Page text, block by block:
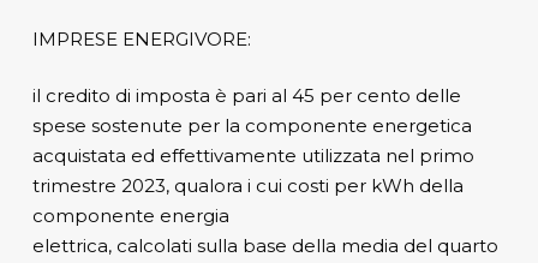
IMPRESE ENERGIVORE:
il credito di imposta è pari al 45 per cento delle
spese sostenute per la componente energetica
acquistata ed effettivamente utilizzata nel primo
trimestre 2023, qualora i cui costi per kWh della
componente energia
elettrica, calcolati sulla base della media del quarto